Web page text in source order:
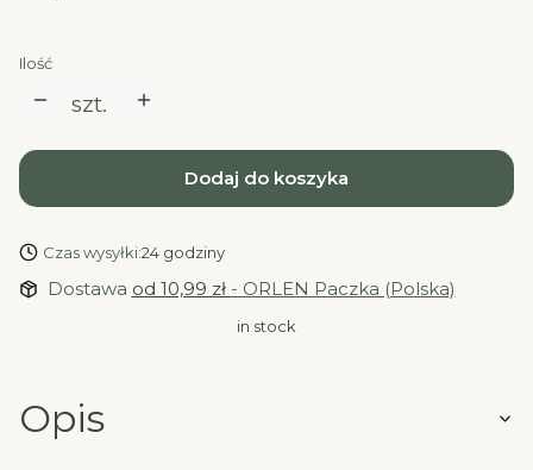
Ilość
szt.
Dodaj do koszyka
Czas wysyłki:24 godziny
Dostawa od 10,99 zł - ORLEN Paczka (Polska)
in stock
Opis